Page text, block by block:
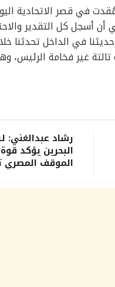
في قصر الاتحادية
أسجل كل التقدير
في الداخل تحدثنا
تالتة غير فخامة
رشاد
البحرين يؤكد
الموقف المصري